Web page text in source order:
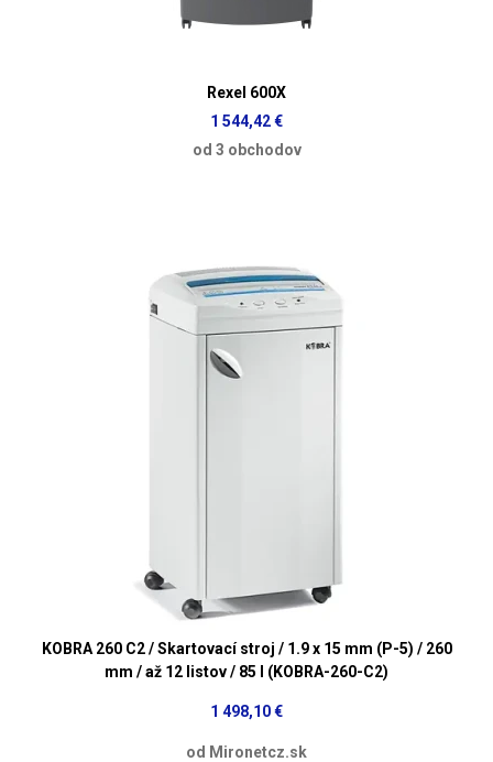
Rexel 600X
1 544,42 €
od 3 obchodov
KOBRA 260 C2 / Skartovací stroj / 1.9 x 15 mm (P-5) / 260
mm / až 12 listov / 85 l (KOBRA-260-C2)
1 498,10 €
od Mironetcz.sk